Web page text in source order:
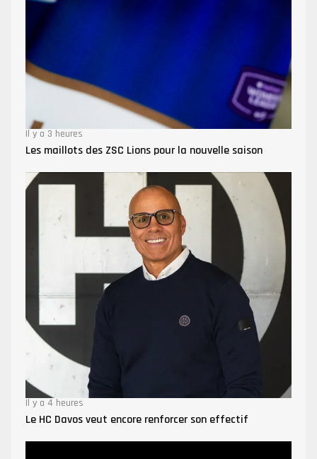
Il y a 3 heures
Les maillots des ZSC Lions pour la nouvelle saison
Il y a 4 heures
Le HC Davos veut encore renforcer son effectif